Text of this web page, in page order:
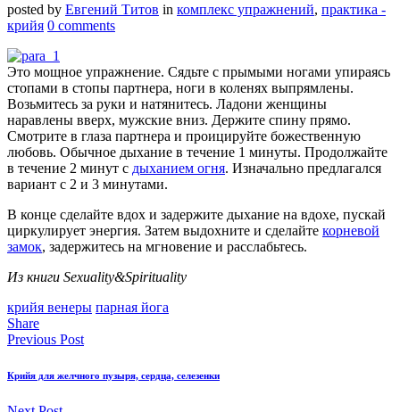
posted by Евгений Титов in комплекс упражнений, практика -
крийя 0 comments
Это мощное упражнение. Сядьте с прымыми ногами упираясь
стопами в стопы партнера, ноги в коленях выпрямлены.
Возьмитесь за руки и натянитесь. Ладони женщины
наравлены вверх, мужские вниз. Держите спину прямо.
Смотрите в глаза партнера и проицируйте божественную
любовь. Обычное дыхание в течение 1 минуты. Продолжайте
в течение 2 минут с дыханием огня. Изначально предлагался
вариант с 2 и 3 минутами.
В конце сделайте вдох и задержите дыхание на вдохе, пускай
циркулирует энергия. Затем выдохните и сделайте корневой
замок, задержитесь на мгновение и расслабьтесь.
Из книги Sexuality&Spirituality
крийя венеры парная йога
Share
Previous Post
Крийя для желчного пузыря, сердца, селезенки